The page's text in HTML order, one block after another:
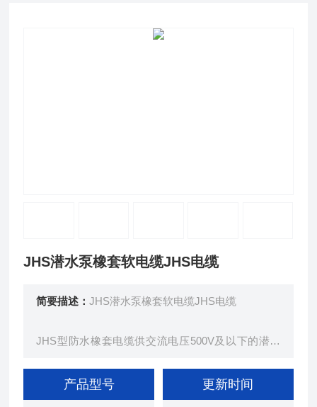
JHS潜水泵橡套软电缆JHS电缆
简要描述：JHS潜水泵橡套软电缆JHS电缆
JHS型防水橡套电缆供交流电压500V及以下的潜水
有好的电气绝缘性能。防水橡套电缆弯曲性能好，能
承受经常的移动.
产品型号 更新时间